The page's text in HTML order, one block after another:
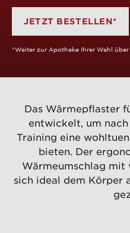
JETZT BESTELLEN*
*Weiter zur Apotheke Ihrer Wahl über
Das Wärmepflaster
entwickelt, um
Training eine
bieten. Der
Wärmeumschlag mit
sich ideal dem Körper